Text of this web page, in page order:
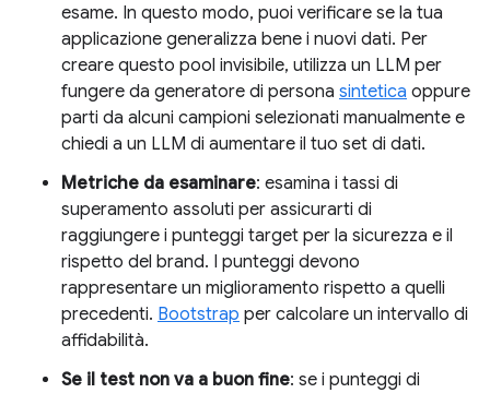
esame. In questo modo, puoi verificare se la tua
applicazione generalizza bene i nuovi dati. Per
creare questo pool invisibile, utilizza un LLM per
fungere da generatore di persona sintetica oppure
parti da alcuni campioni selezionati manualmente e
chiedi a un LLM di aumentare il tuo set di dati.
Metriche da esaminare: esamina i tassi di
superamento assoluti per assicurarti di
raggiungere i punteggi target per la sicurezza e il
rispetto del brand. I punteggi devono
rappresentare un miglioramento rispetto a quelli
precedenti. Bootstrap per calcolare un intervallo di
affidabilità.
Se il test non va a buon fine: se i punteggi di